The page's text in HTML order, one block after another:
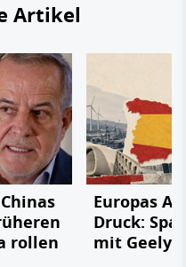
Artikel
rollen
Europas
Druck:
mit Geely,